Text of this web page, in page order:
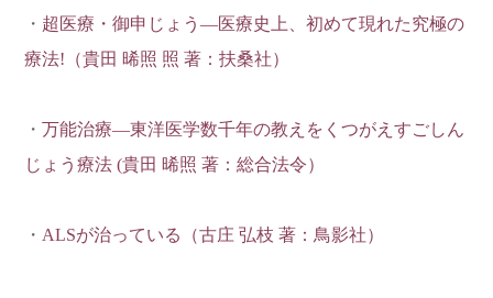
・ 超医療・御申じょう―医療史上、初めて現れた究極の
療法!（貴田 晞照 照 著：扶桑社）
・ 万能治療―東洋医学数千年の教えをくつがえすごしん
じょう療法 (貴田 晞照 著：総合法令）
・ ALSが治っている（古庄 弘枝 著：鳥影社）